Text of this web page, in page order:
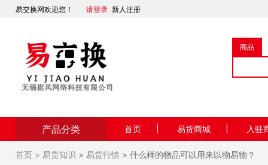
易交换网欢迎您！ 请登录 新人注册
商品
产品分类 首页 易货商城 入驻
首页 > 易货知识 > 易货行情 > 什么样的物品可以用来以物易物？